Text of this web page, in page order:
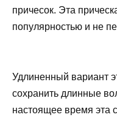
причесок. Эта
популярностью и не
Удлиненный вариант
сохранить длинные
настоящее время эта